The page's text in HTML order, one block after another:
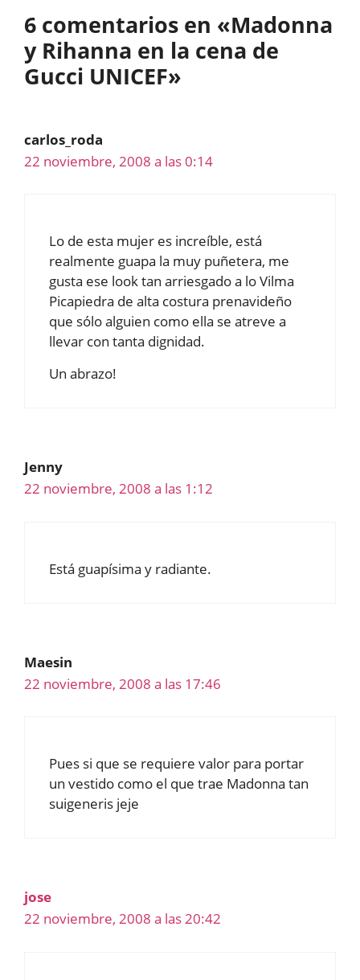
6 comentarios en «Madonna
y Rihanna en la cena de
Gucci UNICEF»
carlos_roda
22 noviembre, 2008 a las 0:14
Lo de esta mujer es increíble, está
realmente guapa la muy puñetera, me
gusta ese look tan arriesgado a lo Vilma
Picapiedra de alta costura prenavideño
que sólo alguien como ella se atreve a
llevar con tanta dignidad.
Un abrazo!
Jenny
22 noviembre, 2008 a las 1:12
Está guapísima y radiante.
Maesin
22 noviembre, 2008 a las 17:46
Pues si que se requiere valor para portar
un vestido como el que trae Madonna tan
suigeneris jeje
jose
22 noviembre, 2008 a las 20:42